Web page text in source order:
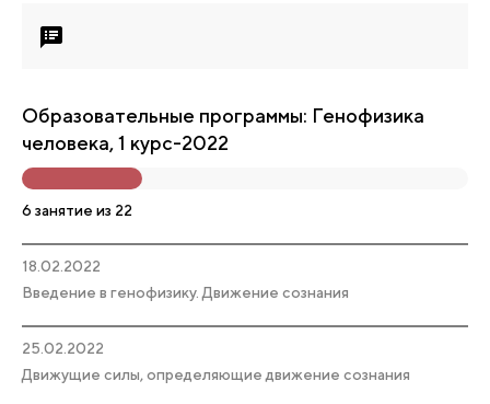
Образовательные программы: Генофизика
человека, 1 курс-2022
6 занятие из 22
18.02.2022
Введение в генофизику. Движение сознания
25.02.2022
Движущие силы, определяющие движение сознания